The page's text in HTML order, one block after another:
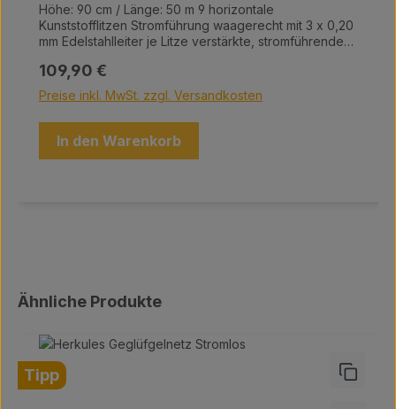
Höhe: 90 cm / Länge: 50 m 9 horizontale
Kunststofflitzen Stromführung waagerecht mit 3 x 0,20
mm Edelstahlleiter je Litze verstärkte, stromführende
von 5 Edelstahlleitern und einem verzinnten
Kupferleiter extrem fest verschweißte Knotenpunkte
Kopfisolator und Bodenstopper machen ein
selbständiges Lösen der Litze fast unmöglich 3 Jahre
Garantie gegen UV-Schäden auf die Kunststofflitzen
Regulärer Preis:
109,90 €
Preise inkl. MwSt. zzgl. Versandkosten
In den Warenkorb
Produktgalerie überspringen
Ähnliche Produkte
Tipp